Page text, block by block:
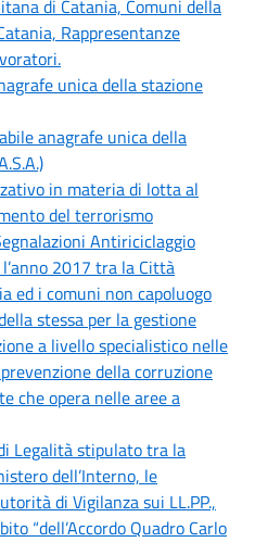
di Catania, Comuni della
Rappresentanze
unica della stazione
anagrafe unica della
in materia di lotta al
del terrorismo
Antiriciclaggio
2017 tra la Città
ed i comuni non capoluogo
stessa per la gestione
a livello specialistico nelle
della corruzione
che opera nelle aree a
Legalità stipulato tra la
dell’Interno, le
di Vigilanza sui LL.PP.,
“dell’Accordo Quadro Carlo